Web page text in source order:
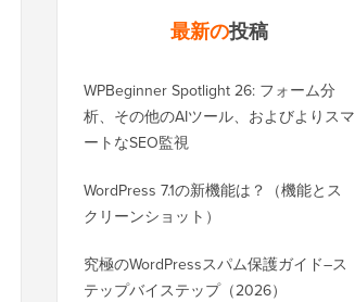
最新の投稿
WPBeginner Spotlight 26: フォーム分
析、その他のAIツール、およびよりスマ
ートなSEO監視
WordPress 7.1の新機能は？（機能とス
クリーンショット）
究極のWordPressスパム保護ガイド–ス
テップバイステップ（2026）